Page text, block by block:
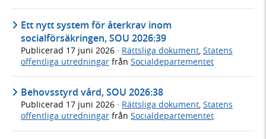
Ett nytt system för återkrav inom
socialförsäkringen, SOU 2026:39
Publicerad 17 juni 2026 · Rättsliga dokument Statens
offentliga utredningar från Socialdepartementet
Behovsstyrd vård, SOU 2026:38
Publicerad 17 juni 2026 · Rättsliga dokument, Statens
offentliga utredningar från Socialdepartementet